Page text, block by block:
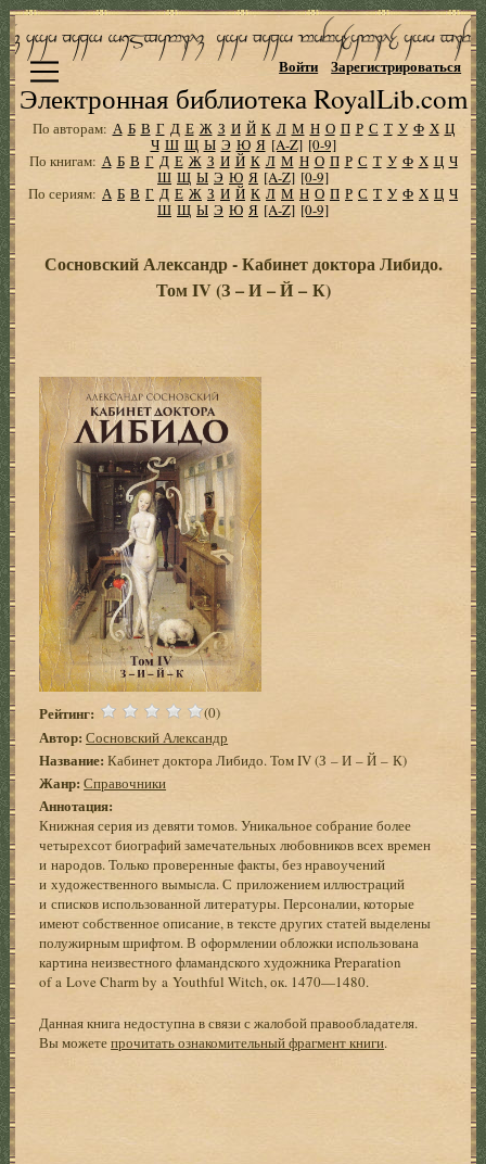
Электронная библиотека RoyalLib.com
Войти Зарегистрироваться
По авторам: А Б В Г Д Е Ж З И Й К Л М Н О П Р С Т У Ф Х Ц
Ч Ш Щ Ы Э Ю Я [A-Z] [0-9]
По книгам: А Б В Г Д Е Ж З И Й К Л М Н О П Р С Т У Ф Х Ц Ч
Ш Щ Ы Э Ю Я [A-Z] [0-9]
По сериям: А Б В Г Д Е Ж З И Й К Л М Н О П Р С Т У Ф Х Ц Ч
Ш Щ Ы Э Ю Я [A-Z] [0-9]
Сосновский Александр - Кабинет доктора Либидо.
Том IV (З – И – Й – К)
Рейтинг: (0)
Автор: Сосновский Александр
Название: Кабинет доктора Либидо. Том IV (З – И – Й – К)
Жанр: Справочники
Аннотация:
Книжная серия из девяти томов. Уникальное собрание более
четырехсот биографий замечательных любовников всех времен
и народов. Только проверенные факты, без нравоучений
и художественного вымысла. С приложением иллюстраций
и списков использованной литературы. Персоналии, которые
имеют собственное описание, в тексте других статей выделены
полужирным шрифтом. В оформлении обложки использована
картина неизвестного фламандского художника Preparation
of a Love Charm by a Youthful Witch, ок. 1470—1480.
Данная книга недоступна в связи с жалобой правообладателя.
Вы можетепрочитать ознакомительный фрагмент книги.